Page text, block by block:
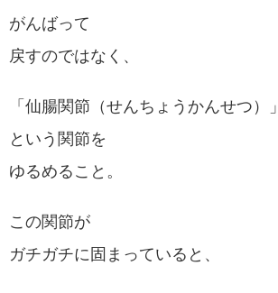
がんばって
戻すのではなく、
「仙腸関節（せんちょうかんせつ）」
という関節を
ゆるめること。
この関節が
ガチガチに固まっていると、